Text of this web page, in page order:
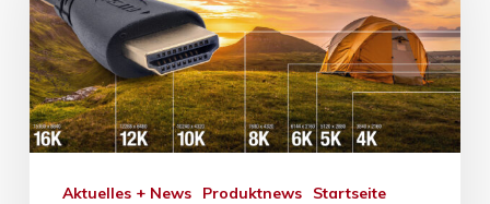
Aktuelles + News Produktnews Startseite